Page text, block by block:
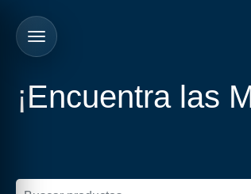
¡Encuentra las